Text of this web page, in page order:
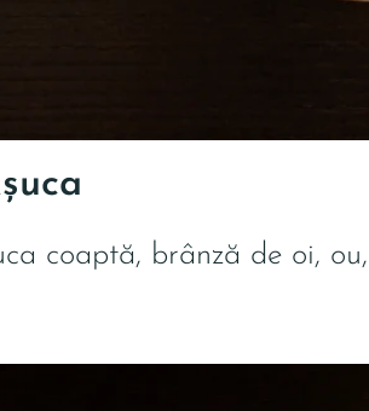
coaptă, brânză de oi,